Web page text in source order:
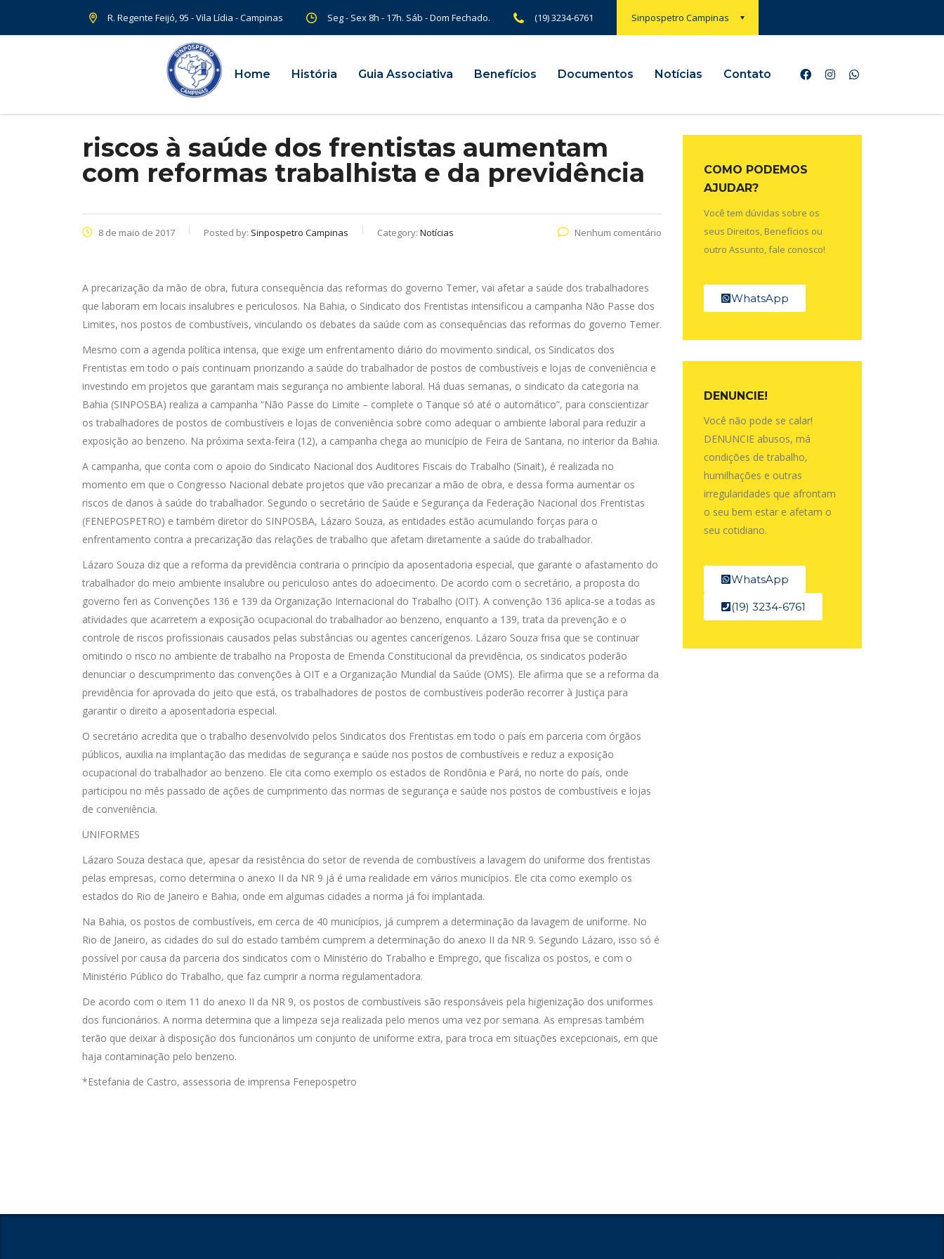
Sinpospetro Campinas
R. Regente Feijó, 95 - Vila Lídia - Campinas Seg - Sex 8h - 17h. Sáb - Dom Fechado. (19) 3234-6761
Home História Guia Associativa Benefícios Documentos Notícias Contato
riscos à saúde dos frentistas aumentam
com reformas trabalhista e da previdência
8 de maio de 2017 Posted by: Sinpospetro Campinas Category: Notícias Nenhum comentário
A precarização da mão de obra, futura consequência das reformas do governo Temer, vai afetar a saúde dos trabalhadores
que laboram em locais insalubres e periculosos. Na Bahia, o Sindicato dos Frentistas intensificou a campanha Não Passe dos
Limites, nos postos de combustíveis, vinculando os debates da saúde com as consequências das reformas do governo Temer.
Mesmo com a agenda política intensa, que exige um enfrentamento diário do movimento sindical, os Sindicatos dos
Frentistas em todo o país continuam priorizando a saúde do trabalhador de postos de combustíveis e lojas de conveniência e
investindo em projetos que garantam mais segurança no ambiente laboral. Há duas semanas, o sindicato da categoria na
Bahia (SINPOSBA) realiza a campanha “Não Passe do Limite – complete o Tanque só até o automático”, para conscientizar
os trabalhadores de postos de combustíveis e lojas de conveniência sobre como adequar o ambiente laboral para reduzir a
exposição ao benzeno. Na próxima sexta-feira (12), a campanha chega ao município de Feira de Santana, no interior da Bahia.
A campanha, que conta com o apoio do Sindicato Nacional dos Auditores Fiscais do Trabalho (Sinait), é realizada no
momento em que o Congresso Nacional debate projetos que vão precarizar a mão de obra, e dessa forma aumentar os
riscos de danos à saúde do trabalhador. Segundo o secretário de Saúde e Segurança da Federação Nacional dos Frentistas
(FENEPOSPETRO) e também diretor do SINPOSBA, Lázaro Souza, as entidades estão acumulando forças para o
enfrentamento contra a precarização das relações de trabalho que afetam diretamente a saúde do trabalhador.
Lázaro Souza diz que a reforma da previdência contraria o princípio da aposentadoria especial, que garante o afastamento do
trabalhador do meio ambiente insalubre ou periculoso antes do adoecimento. De acordo com o secretário, a proposta do
governo feri as Convenções 136 e 139 da Organização Internacional do Trabalho (OIT). A convenção 136 aplica-se a todas as
atividades que acarretem a exposição ocupacional do trabalhador ao benzeno, enquanto a 139, trata da prevenção e o
controle de riscos profissionais causados pelas substâncias ou agentes cancerígenos. Lázaro Souza frisa que se continuar
omitindo o risco no ambiente de trabalho na Proposta de Emenda Constitucional da previdência, os sindicatos poderão
denunciar o descumprimento das convenções à OIT e a Organização Mundial da Saúde (OMS). Ele afirma que se a reforma da
previdência for aprovada do jeito que está, os trabalhadores de postos de combustíveis poderão recorrer à Justiça para
garantir o direito a aposentadoria especial.
O secretário acredita que o trabalho desenvolvido pelos Sindicatos dos Frentistas em todo o país em parceria com órgãos
públicos, auxilia na implantação das medidas de segurança e saúde nos postos de combustíveis e reduz a exposição
ocupacional do trabalhador ao benzeno. Ele cita como exemplo os estados de Rondônia e Pará, no norte do país, onde
participou no mês passado de ações de cumprimento das normas de segurança e saúde nos postos de combustíveis e lojas
de conveniência.
UNIFORMES
Lázaro Souza destaca que, apesar da resistência do setor de revenda de combustíveis a lavagem do uniforme dos frentistas
pelas empresas, como determina o anexo II da NR 9 já é uma realidade em vários municípios. Ele cita como exemplo os
estados do Rio de Janeiro e Bahia, onde em algumas cidades a norma já foi implantada.
Na Bahia, os postos de combustíveis, em cerca de 40 municípios, já cumprem a determinação da lavagem de uniforme. No
Rio de Janeiro, as cidades do sul do estado também cumprem a determinação do anexo II da NR 9. Segundo Lázaro, isso só é
possível por causa da parceria dos sindicatos com o Ministério do Trabalho e Emprego, que fiscaliza os postos, e com o
Ministério Público do Trabalho, que faz cumprir a norma regulamentadora.
De acordo com o item 11 do anexo II da NR 9, os postos de combustíveis são responsáveis pela higienização dos uniformes
dos funcionários. A norma determina que a limpeza seja realizada pelo menos uma vez por semana. As empresas também
terão que deixar à disposição dos funcionários um conjunto de uniforme extra, para troca em situações excepcionais, em que
haja contaminação pelo benzeno.
*Estefania de Castro, assessoria de imprensa Fenepospetro
COMO PODEMOS
AJUDAR?
Você tem dúvidas sobre os
seus Direitos, Benefícios ou
outro Assunto, fale conosco!
WhatsApp
DENUNCIE!
Você não pode se calar!
DENUNCIE abusos, má
condições de trabalho,
humilhações e outras
irregularidades que afrontam
o seu bem estar e afetam o
seu cotidiano.
WhatsApp
(19) 3234-6761